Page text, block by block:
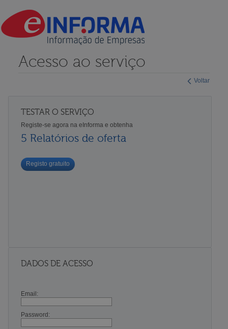
Voltar
Acesso ao serviço
TESTAR O SERVIÇO
Registe-se agora na eInforma e obtenha
5 Relatórios de oferta
Registo gratuito
DADOS DE ACESSO
Email:
Password: